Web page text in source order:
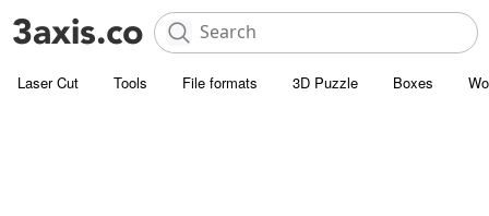
Laser Cut Tools File formats 3D Puzzle Boxes